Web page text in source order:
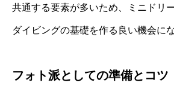
共通する要素が多いため、ミニドリ
ダイビングの基礎を作る良い機会に
フォト派としての準備とコツ